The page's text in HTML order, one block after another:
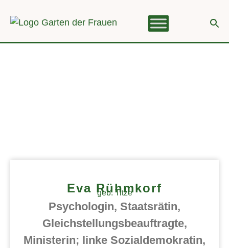
Eva Rühmkorf
geb. Titze
Psychologin, Staatsrätin,
Gleichstellungsbeauftragte,
Ministerin; linke Sozialdemokratin,